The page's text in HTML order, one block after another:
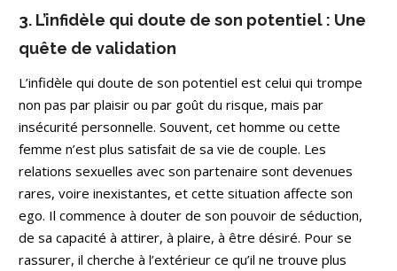
3. L’infidèle qui doute de son potentiel : Une
quête de validation
L’infidèle qui doute de son potentiel est celui qui trompe
non pas par plaisir ou par goût du risque, mais par
insécurité personnelle. Souvent, cet homme ou cette
femme n’est plus satisfait de sa vie de couple. Les
relations sexuelles avec son partenaire sont devenues
rares, voire inexistantes, et cette situation affecte son
ego. Il commence à douter de son pouvoir de séduction,
de sa capacité à attirer, à plaire, à être désiré. Pour se
rassurer, il cherche à l’extérieur ce qu’il ne trouve plus